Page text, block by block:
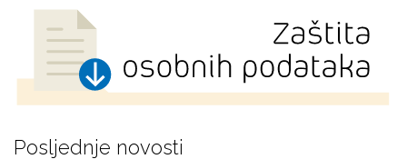
Posljednje novosti